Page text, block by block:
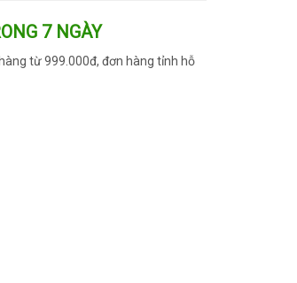
7 NGÀY
từ 999.000đ, đơn hàng tỉnh hỗ